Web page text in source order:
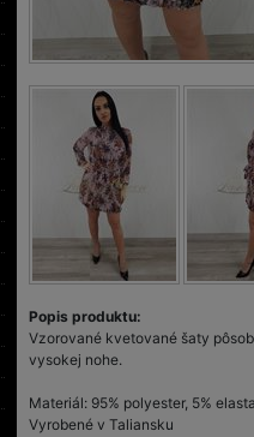
Popis produktu:
Vzorované kvetované šaty
vysokej nohe.
Materiál: 95% polyester, 5%
Vyrobené v Taliansku